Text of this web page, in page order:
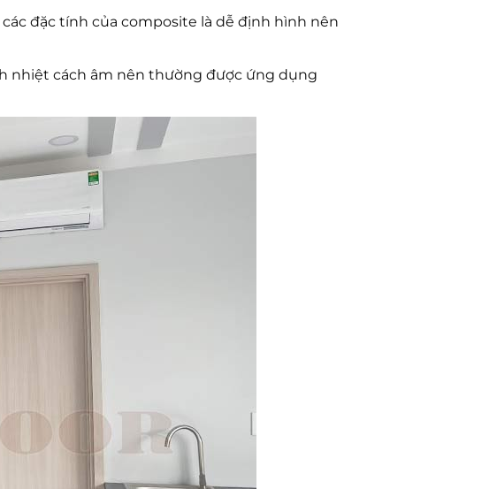
đặc tính của composite là dễ định hình nên
nhiệt cách âm nên thường được ứng dụng